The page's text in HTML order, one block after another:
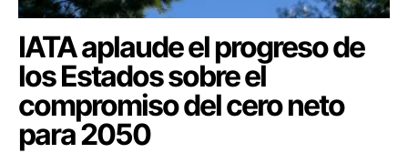
IATA aplaude el progreso de
los Estados sobre el
compromiso del cero neto
para 2050